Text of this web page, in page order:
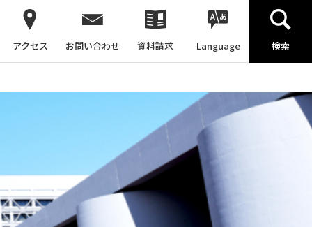
アクセス お問い合わせ 資料請求 Language 検索